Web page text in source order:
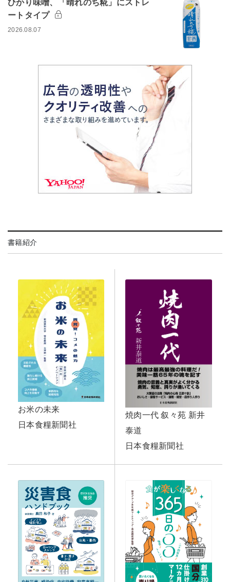
ひかり味噌、「晴れのち糀」にストレ
ートタイプ
2026.08.07
書籍紹介
お米の未来
日本食糧新聞社
焼肉一代 叙々苑 新井
泰道
日本食糧新聞社